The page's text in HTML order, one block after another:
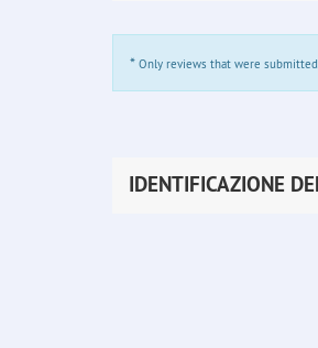
* Only reviews that were
IDENTIFICAZIONE